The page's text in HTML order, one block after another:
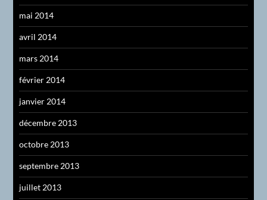
mai 2014
avril 2014
mars 2014
février 2014
janvier 2014
décembre 2013
octobre 2013
septembre 2013
juillet 2013